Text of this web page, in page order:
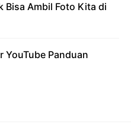
Bisa Ambil Foto Kita di
YouTube Panduan